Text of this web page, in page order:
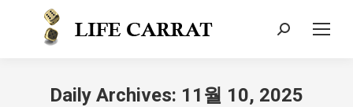
Daily Archives: 11월 10, 2025